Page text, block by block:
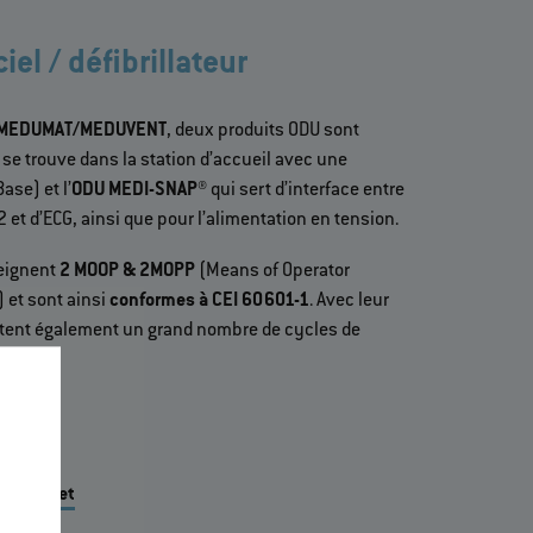
/ défibrillateur
MEDUMAT/MEDUVENT, deux produits ODU sont
trouve dans la station d’accueil avec une
et l’ODU MEDI-SNAP® qui sert d’interface entre
et d’ECG, ainsi que pour l’alimentation en tension.
2 MOOP & 2MOPP
(Means of Operator
et sont ainsi conformes à CEI 60601-1. Avec leur
également un grand nombre de cycles de
le projet